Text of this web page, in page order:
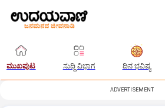
ಮುಖಪುಟ ಸುದ್ದಿ ವಿಭಾಗ ದಿನ ಭವಿಷ್ಯ
ADVERTISEMENT